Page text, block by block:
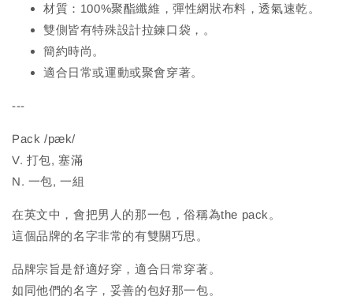
材質：100%聚酯纖維，彈性網狀布料，透氣速乾。
雙側皆有特殊設計拉鍊口袋，。
簡約時尚。
適合日常或運動或聚會穿著。
---
Pack /pæk/
V. 打包, 塞滿
N. 一包, 一組
在英文中，會把男人的那一包，俗稱為the pack。
這個品牌的名字非常的有雙關巧思。
品牌宗旨是舒適好穿，適合日常穿著。
如同他們的名字，妥善的包好那一包。